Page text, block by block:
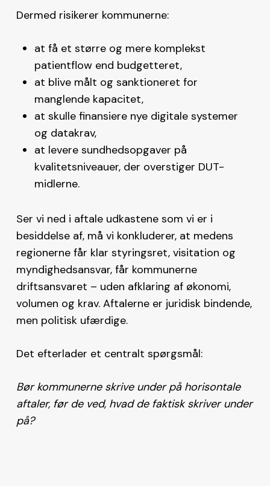
Dermed risikerer kommunerne:
at få et større og mere komplekst
patientflow end budgetteret,
at blive målt og sanktioneret for
manglende kapacitet,
at skulle finansiere nye digitale systemer
og datakrav,
at levere sundhedsopgaver på
kvalitetsniveauer, der overstiger DUT-
midlerne.
Ser vi ned i aftale udkastene som vi er i
besiddelse af, må vi konkluderer, at medens
regionerne får klar styringsret, visitation og
myndighedsansvar, får kommunerne
driftsansvaret – uden afklaring af økonomi,
volumen og krav. Aftalerne er juridisk bindende,
men politisk ufærdige.
Det efterlader et centralt spørgsmål:
Bør kommunerne skrive under på horisontale
aftaler, før de ved, hvad de faktisk skriver under
på?